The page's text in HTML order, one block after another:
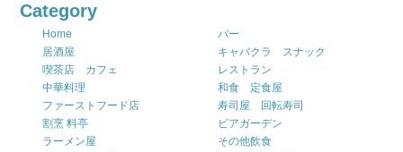
Category
Home
バー
居酒屋
キャバクラ スナック
喫茶店 カフェ
レストラン
中華料理
和食 定食屋
ファーストフード店
寿司屋 回転寿司
割烹 料亭
ビアガーデン
ラーメン屋
その他飲食